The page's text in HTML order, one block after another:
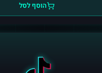
הוסף לסל